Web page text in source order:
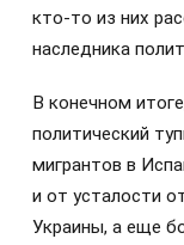
кто-то из них
наследника
В конечном
политический
мигрантов в
и от усталости
Украины, а еще